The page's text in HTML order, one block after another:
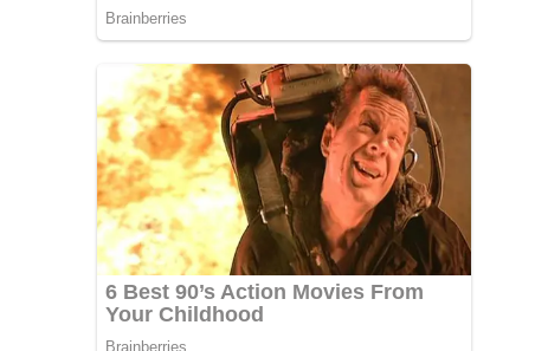
Kepemimpinan
Nasional
(PKN)
ke
Jawa
Timur
Provinsi
Kalsel,
Muhammad
Syarifuddin
mendampingi
para
peserta
Pelatihan
Kepemimpinan...